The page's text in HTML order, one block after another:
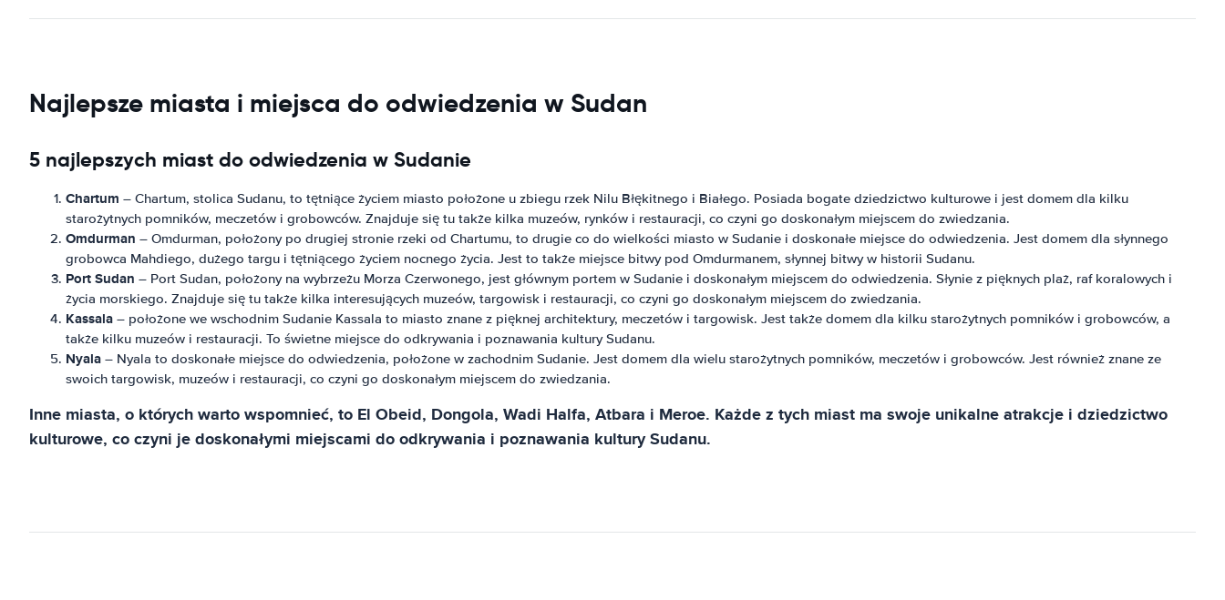
Najlepsze miasta i miejsca do odwiedzenia w Sudan
5 najlepszych miast do odwiedzenia w Sudanie
Chartum – Chartum, stolica Sudanu, to tętniące życiem miasto położone u zbiegu rzek Nilu Błękitnego i Białego. Posiada bogate dziedzictwo kulturowe i jest domem dla kilku
starożytnych pomników, meczetów i grobowców. Znajduje się tu także kilka muzeów, rynków i restauracji, co czyni go doskonałym miejscem do zwiedzania.
Omdurman – Omdurman, położony po drugiej stronie rzeki od Chartumu, to drugie co do wielkości miasto w Sudanie i doskonałe miejsce do odwiedzenia. Jest domem dla słynnego
grobowca Mahdiego, dużego targu i tętniącego życiem nocnego życia. Jest to także miejsce bitwy pod Omdurmanem, słynnej bitwy w historii Sudanu.
Port Sudan – Port Sudan, położony na wybrzeżu Morza Czerwonego, jest głównym portem w Sudanie i doskonałym miejscem do odwiedzenia. Słynie z pięknych plaż, raf koralowych i
życia morskiego. Znajduje się tu także kilka interesujących muzeów, targowisk i restauracji, co czyni go doskonałym miejscem do zwiedzania.
Kassala – położone we wschodnim Sudanie Kassala to miasto znane z pięknej architektury, meczetów i targowisk. Jest także domem dla kilku starożytnych pomników i grobowców, a
także kilku muzeów i restauracji. To świetne miejsce do odkrywania i poznawania kultury Sudanu.
Nyala – Nyala to doskonałe miejsce do odwiedzenia, położone w zachodnim Sudanie. Jest domem dla wielu starożytnych pomników, meczetów i grobowców. Jest również znane ze
swoich targowisk, muzeów i restauracji, co czyni go doskonałym miejscem do zwiedzania.
Inne miasta, o których warto wspomnieć, to El Obeid, Dongola, Wadi Halfa, Atbara i Meroe. Każde z tych miast ma swoje unikalne atrakcje i dziedzictwo
kulturowe, co czyni je doskonałymi miejscami do odkrywania i poznawania kultury Sudanu.